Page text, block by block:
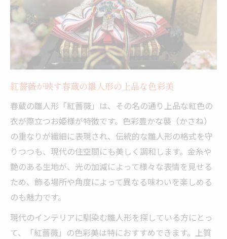
紅薔薇が映す春蔵の雛人形の上品な色彩美
春蔵の雛人形「紅薔薇」は、その名の通り上品な紅色の
衣が際立つお姫様が特徴です。色彩豊かな襲（かさね）
の重なりが繊細に表現され、伝統的な雛人形の格式を守
りつつも、現代の住空間にも美しく調和します。金糸や
艶のある生地が、光の加減によって様々な表情を見せる
ため、飾る場所や角度によって異なる味わいを楽しめる
のも魅力です。
現代のインテリアに馴染む雛人形を探している方にとっ
て、「紅薔薇」の色彩美は特におすすめできます。上質